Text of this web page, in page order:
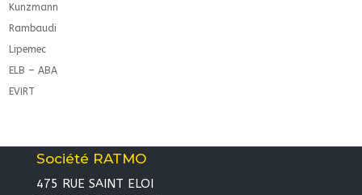
Kunzmann
Rambaudi
Lipemec
ELB – ABA
EVIRT
Société RATMO
475 RUE SAINT ELOI